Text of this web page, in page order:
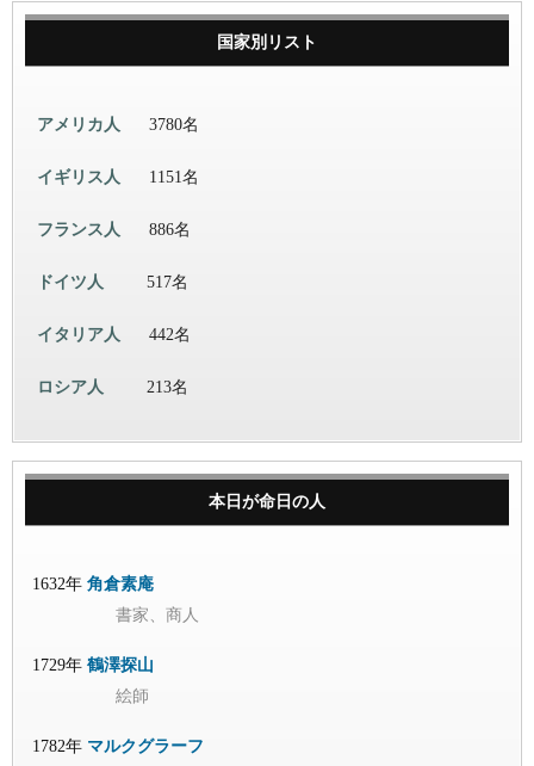
国家別リスト
アメリカ人 3780名
イギリス人 1151名
フランス人 886名
ドイツ人 517名
イタリア人 442名
ロシア人 213名
本日が命日の人
1632年 角倉素庵
書家、商人
1729年 鶴澤探山
絵師
1782年 マルクグラーフ